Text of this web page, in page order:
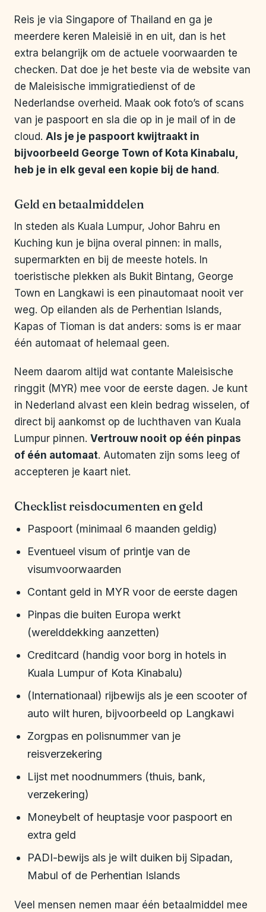
Reis je via Singapore of Thailand en ga je
meerdere keren Maleisië in en uit, dan is het
extra belangrijk om de actuele voorwaarden te
checken. Dat doe je het beste via de website van
de Maleisische immigratiedienst of de
Nederlandse overheid. Maak ook foto’s of scans
van je paspoort en sla die op in je mail of in de
cloud. Als je je paspoort kwijtraakt in
bijvoorbeeld George Town of Kota Kinabalu,
heb je in elk geval een kopie bij de hand .
Geld en betaalmiddelen
In steden als Kuala Lumpur, Johor Bahru en
Kuching kun je bijna overal pinnen: in malls,
supermarkten en bij de meeste hotels. In
toeristische plekken als Bukit Bintang, George
Town en Langkawi is een pinautomaat nooit ver
weg. Op eilanden als de Perhentian Islands,
Kapas of Tioman is dat anders: soms is er maar
één automaat of helemaal geen.
Neem daarom altijd wat contante Maleisische
ringgit (MYR) mee voor de eerste dagen. Je kunt
in Nederland alvast een klein bedrag wisselen, of
direct bij aankomst op de luchthaven van Kuala
Lumpur pinnen. Vertrouw nooit op één pinpas
of één automaat. Automaten zijn soms leeg of
accepteren je kaart niet.
Checklist reisdocumenten en geld
Paspoort (minimaal 6 maanden geldig)
Eventueel visum of printje van de
visumvoorwaarden
Contant geld in MYR voor de eerste dagen
Pinpas die buiten Europa werkt
(werelddekking aanzetten)
Creditcard (handig voor borg in hotels in
Kuala Lumpur of Kota Kinabalu)
(Internationaal) rijbewijs als je een scooter of
auto wilt huren, bijvoorbeeld op Langkawi
Zorgpas en polisnummer van je
reisverzekering
Lijst met noodnummers (thuis, bank,
verzekering)
Moneybelt of heuptasje voor paspoort en
extra geld
PADI-bewijs als je wilt duiken bij Sipadan,
Mabul of de Perhentian Islands
Veel mensen nemen maar één betaalmiddel mee